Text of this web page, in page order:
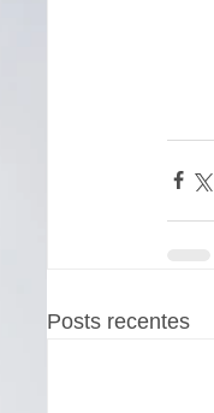
Posts recentes